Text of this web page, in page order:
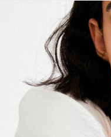
Product image